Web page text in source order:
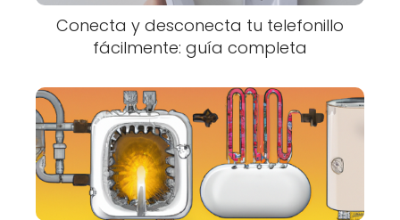
Conecta y desconecta tu telefonillo
fácilmente: guía completa